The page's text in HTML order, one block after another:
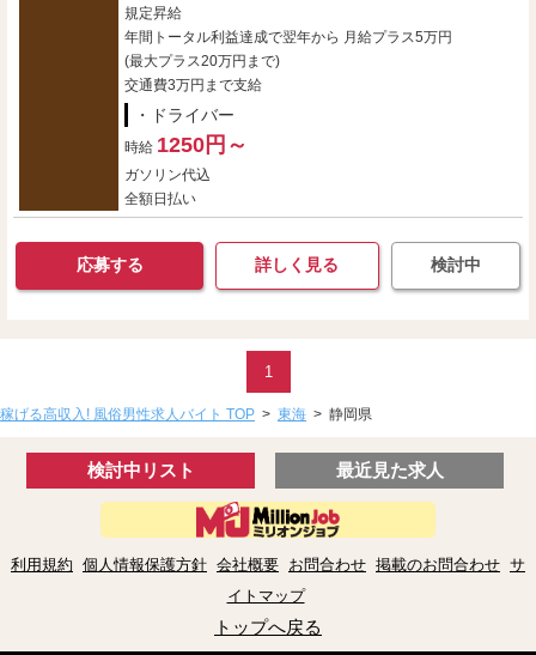
規定昇給
年間トータル利益達成で翌年から 月給プラス5万円
(最大プラス20万円まで)
交通費3万円まで支給
・ドライバー
時給 1250円～
ガソリン代込
全額日払い
応募する 詳しく見る 検討中
1
稼げる高収入! 風俗男性求人バイト TOP > 東海 > 静岡県
検討中リスト 最近見た求人
利用規約 個人情報保護方針 会社概要 お問合わせ 掲載のお問合わせ サ
イトマップ
トップへ戻る